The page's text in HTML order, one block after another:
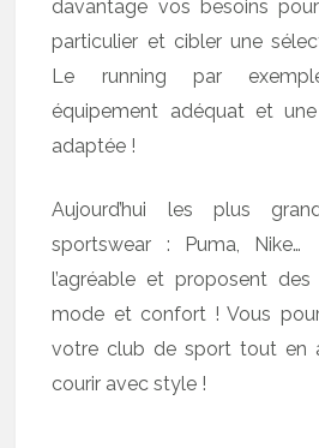
davantage vos besoins
particulier et cibler une
Le running par
équipement adéquat et
adaptée !
Aujourd’hui les plus
sportswear : Puma,
l’agréable et proposent
mode et confort ! Vous
votre club de sport tout en
courir avec style !